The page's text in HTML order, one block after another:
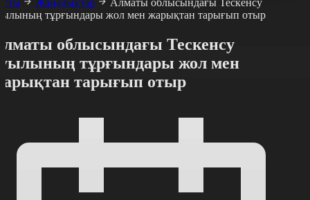
Жаңалықтар
Алматы облысындағы Тескенсу
тұрғындары жол мен жарықтан тарығып отыр
облысындағы Тескенсу
тұрғындары жол мен
тарығып отыр